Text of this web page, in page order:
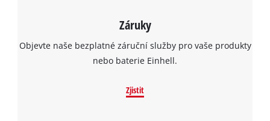
Záruky
Objevte naše bezplatné záruční služby pro vaše produkty
nebo baterie Einhell.
Zjistit